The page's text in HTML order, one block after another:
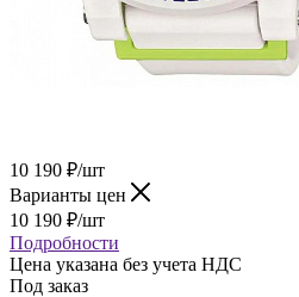
10 190 ₽/шт
Варианты цен
10 190 ₽/шт
Подробности
Цена указана без учета НДС
Под заказ